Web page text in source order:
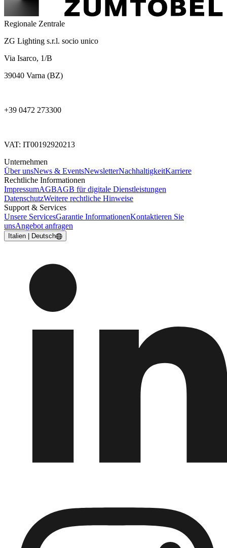
Regionale Zentrale
ZG Lighting s.r.l. socio unico
Via Isarco, 1/B
39040 Varna (BZ)
+39 0472 273300
VAT: IT00192920213
Unternehmen
Über unsNews & EventsNewsletterNachhaltigkeitKarriere
Rechtliche Informationen
ImpressumAGBAGB für digitale Dienstleistungen
DatenschutzWeitere rechtliche Hinweise
Support & Services
Unsere ServicesGarantie InformationenKontaktieren Sie
unsAngebot anfragen
Italien | Deutsch